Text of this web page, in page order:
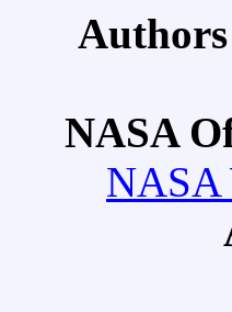
NASA
NASA